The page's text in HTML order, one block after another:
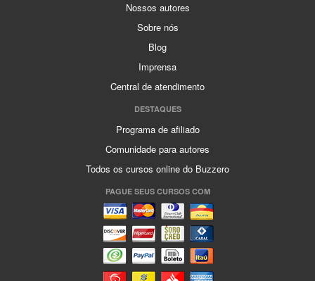
Nossos autores
Sobre nós
Blog
Imprensa
Central de atendimento
DESTAQUES
Programa de afiliado
Comunidade para autores
Todos os cursos online do Buzzero
PAGUE SEUS CURSOS COM